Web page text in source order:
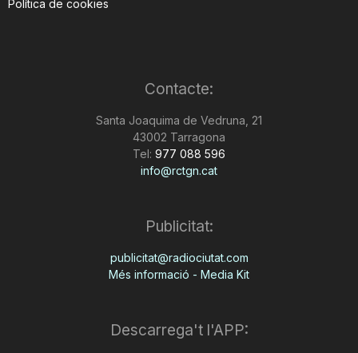
Política de cookies
Contacte:
Santa Joaquima de Vedruna, 21
43002 Tarragona
Tel: 977 088 596
info@rctgn.cat
Publicitat:
publicitat@radiociutat.com
Més informació - Media Kit
Descarrega't l'APP: